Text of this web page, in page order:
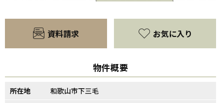
【間取り】
資料請求 お気に入り
物件概要
所在地
和歌山市下三毛